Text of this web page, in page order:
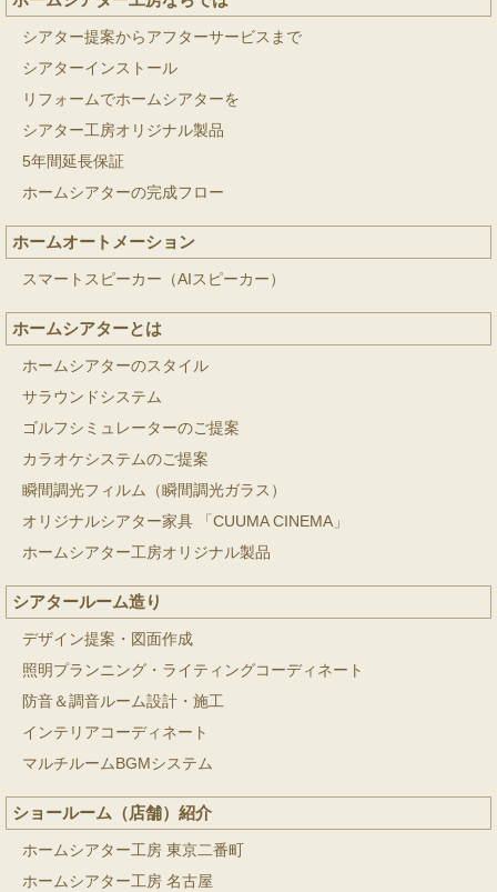
シアター提案からアフターサービスまで
シアターインストール
リフォームでホームシアターを
シアター工房オリジナル製品
5年間延長保証
ホームシアターの完成フロー
ホームオートメーション
スマートスピーカー（AIスピーカー）
ホームシアターとは
ホームシアターのスタイル
サラウンドシステム
ゴルフシミュレーターのご提案
カラオケシステムのご提案
瞬間調光フィルム（瞬間調光ガラス）
オリジナルシアター家具 「CUUMA CINEMA」
ホームシアター工房オリジナル製品
シアタールーム造り
デザイン提案・図面作成
照明プランニング・ライティングコーディネート
防音＆調音ルーム設計・施工
インテリアコーディネート
マルチルームBGMシステム
ショールーム（店舗）紹介
ホームシアター工房 東京二番町
ホームシアター工房 名古屋